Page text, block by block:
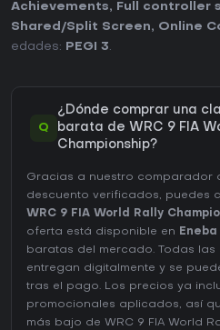
Achievements, Full controller
Shared/Split Screen, Online
edades:
PEGI 3.
Q
¿Dónde comprar una
barata de WRC 9 FIA
Championship?
Gracias a nuestro comparador
descuento verificados, puedes
WRC 9 FIA World Rally
oferta está disponible en Eneba
baratas del mercado. Todas las
entregan digitalmente y se
tras el pago. Los precios ya
promocionales aplicados, así
más bajo de WRC 9 FIA World